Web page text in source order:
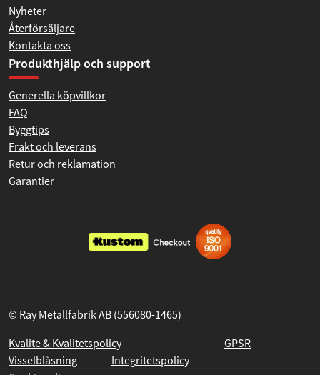
Nyheter
Återförsäljare
Kontakta oss
Produkthjälp och support
Generella köpvillkor
FAQ
Byggtips
Frakt och leverans
Retur och reklamation
Garantier
© Ray Metallfabrik AB (556080-1465)
Kvalite & Kvalitetspolicy
GPSR
Visselblåsning
Integritetspolicy